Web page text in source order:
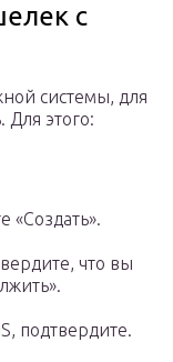
с
системы, для
Для этого:
«Создать».
что вы
подтвердите.